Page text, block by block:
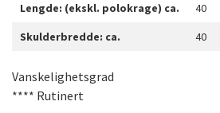
Lengde: (ekskl. polokrage) ca.
40
Skulderbredde: ca.
40
Vanskelighetsgrad
**** Rutinert